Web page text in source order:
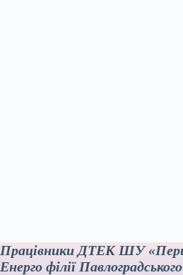
Працівники ДТЕК ШУ
Енерго філії